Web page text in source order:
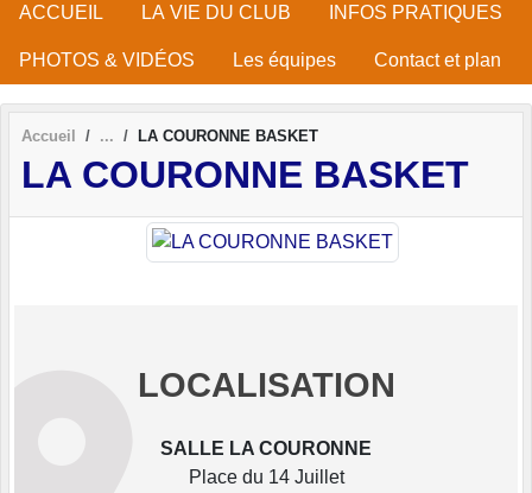
ACCUEIL LA VIE DU CLUB INFOS PRATIQUES
PHOTOS & VIDÉOS Les équipes Contact et plan
Accueil LA COURONNE BASKET
LA COURONNE BASKET
LOCALISATION
SALLE LA COURONNE
Place du 14 Juillet